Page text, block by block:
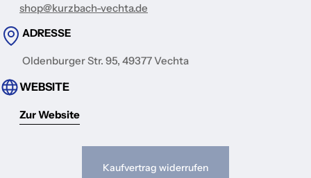
shop@kurzbach-vechta.de
ADRESSE
Oldenburger Str. 95, 49377 Vechta
WEBSITE
Zur Website
Kaufvertrag widerrufen